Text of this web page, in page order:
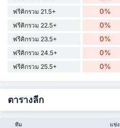
ฟรีคิกรวม 21.5+ 0%
ฟรีคิกรวม 22.5+ 0%
ฟรีคิกรวม 23.5+ 0%
ฟรีคิกรวม 24.5+ 0%
ฟรีคิกรวม 25.5+ 0%
ตารางลีก
ทีม แข่ง